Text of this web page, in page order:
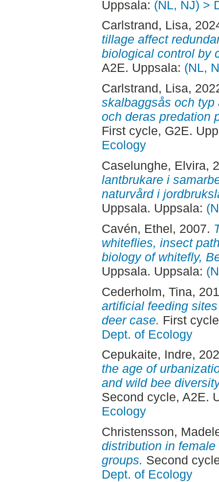
Uppsala: (NL, NJ) >
Carlstrand, Lisa,
tillage affect
biological control by
A2E. Uppsala: (NL,
Carlstrand, Lisa,
skalbaggsås och typ
och deras predation
First cycle, G2E.
Ecology
Caselunghe, Elvira,
lantbrukare i
naturvård i
Uppsala. Uppsala:
Cavén, Ethel, 2007.
whiteflies, insect
biology of whitefly,
Uppsala. Uppsala:
Cederholm, Tina,
artificial feeding
deer case. First
Dept. of Ecology
Cepukaite, Indre,
the age of
and wild bee
Second cycle, A2E.
Ecology
Christensson,
distribution in
groups. Second
Dept. of Ecology